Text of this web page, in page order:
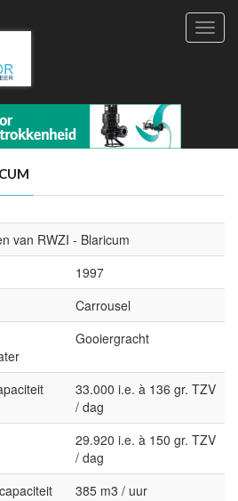
van RWZI - Blaricum
1997
Carrousel
Gooiergracht
33.000 i.e. à 136 gr. TZV
/ dag
29.920 i.e. à 150 gr. TZV
/ dag
385 m3 / uur